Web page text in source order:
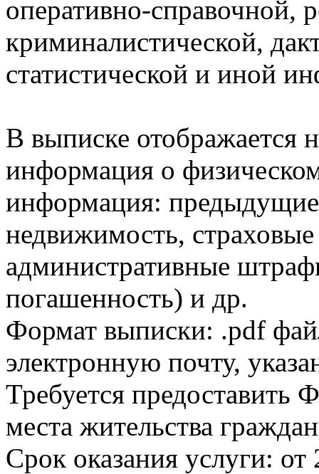
оперативно-справочной,
криминалистической,
статистической и иной
В выписке отображается
информация о
информация:
недвижимость,
административные
погашенность) и др.
Формат выписки: .pdf
электронную почту,
Требуется
места жительства
Срок оказания услуги: от